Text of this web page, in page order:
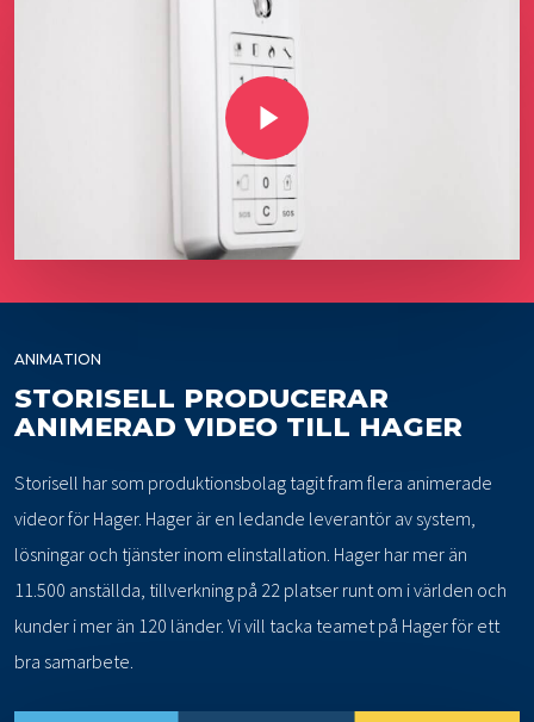
Play Video
ANIMATION
STORISELL PRODUCERAR
ANIMERAD VIDEO TILL HAGER
Storisell har som produktionsbolag tagit fram flera animerade
videor för Hager. Hager är en ledande leverantör av system,
lösningar och tjänster inom elinstallation. Hager har mer än
11.500 anställda, tillverkning på 22 platser runt om i världen och
kunder i mer än 120 länder. Vi vill tacka teamet på Hager för ett
bra samarbete.